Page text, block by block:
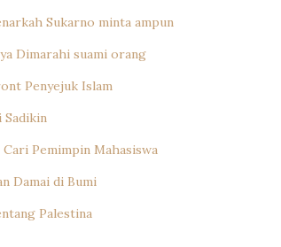
Sukarno minta ampun
Dimarahi suami orang
Penyejuk Islam
Sadikin
Cari Pemimpin Mahasiswa
Damai di Bumi
Palestina